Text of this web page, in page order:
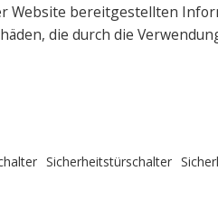
Website bereitgestellten
die durch die
Sicherheitstürschalter